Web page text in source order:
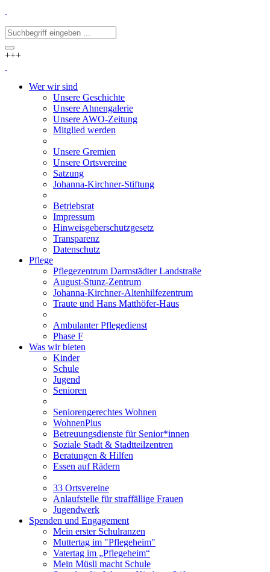
+++
Wer wir sind
Unsere Geschichte
Unsere Ahnengalerie
Unsere AWO-Zeitung
Mitglied werden
Unsere Gremien
Unsere Ortsvereine
Satzung
Johanna-Kirchner-Stiftung
Betriebsrat
Impressum
Hinweisgeberschutzgesetz
Transparenz
Datenschutz
Pflege
Pflegezentrum Darmstädter Landstraße
August-Stunz-Zentrum
Johanna-Kirchner-Altenhilfezentrum
Traute und Hans Matthöfer-Haus
Ambulanter Pflegedienst
Phase F
Was wir bieten
Kinder
Schule
Jugend
Senioren
Seniorengerechtes Wohnen
WohnenPlus
Betreuungsdienste für Senior*innen
Soziale Stadt & Stadtteilzentren
Beratungen & Hilfen
Essen auf Rädern
33 Ortsvereine
Anlaufstelle für straffällige Frauen
Jugendwerk
Spenden und Engagement
Mein erster Schulranzen
Muttertag im "Pflegeheim"
Vatertag im „Pflegeheim“
Mein Müsli macht Schule